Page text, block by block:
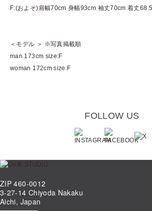
F:(およそ)肩幅70cm 身幅93cm 袖丈70cm 着丈
＜モデル ＞ ※写真掲載順
man 173cm size:F
woman 172cm size:F
FOLLOW US
ZIP 460-0012
3-27-14 Chiyoda Nakaku
Aichi, Japan